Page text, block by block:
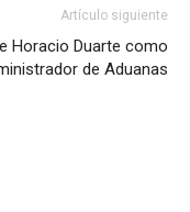
Artículo siguiente
Horacio Duarte como
de Aduanas